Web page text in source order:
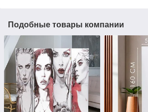
Подобные товары компании